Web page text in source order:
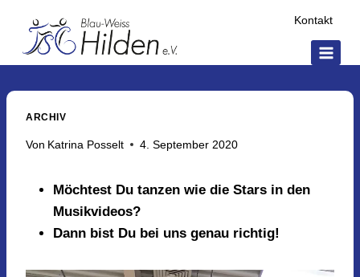
Inhalt
springen
Kontakt
ARCHIV
Von Katrina Posselt 4. September 2020
Möchtest Du tanzen wie die Stars in den
Musikvideos?
Dann bist Du bei uns genau richtig!